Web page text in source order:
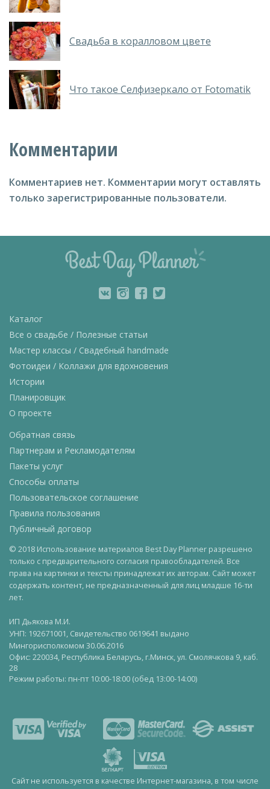
Свадьба в коралловом цвете
Что такое Селфизеркало от Fotomatik
Комментарии
Комментариев нет. Комментарии могут оставлять
только зарегистрированные пользователи.
Каталог
Все о свадьбе / Полезные статьи
Мастер классы / Свадебный handmade
Фотоидеи / Коллажи для вдохновения
Истории
Планировщик
О проекте
Обратная связь
Партнерам и Рекламодателям
Пакеты услуг
Способы оплаты
Пользовательское соглашение
Правила пользования
Публичный договор
© 2018 Использование материалов Best Day Planner разрешено
только с предварительного согласия правообладателей. Все
права на картинки и тексты принадлежат их авторам. Сайт может
содержать контент, не предназначенный для лиц младше 16-ти
лет.
ИП Дьякова М.И.
УНП: 192671001, Свидетельство 0619641 выдано
Мингорисполкомом 30.06.2016
Офис: 220034, Республика Беларусь, г.Минск, ул. Смолячкова 9, каб.
28
Режим работы: пн-пт 10:00-18:00 (обед 13:00-14:00)
Сайт не используется в качестве Интернет-магазина, в том числе